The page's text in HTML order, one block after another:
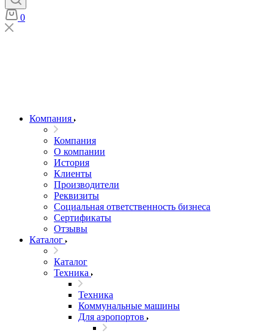
0
Компания
Компания
О компании
История
Клиенты
Производители
Реквизиты
Социальная ответственность бизнеса
Сертификаты
Отзывы
Каталог
Каталог
Техника
Техника
Коммунальные машины
Для аэропортов